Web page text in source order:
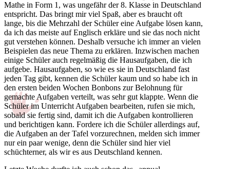
Mathe in Form 1, was ungefähr der 8. Klasse in Deutschland
entspricht. Das bringt mir viel Spaß, aber es braucht oft
lange, bis die Mehrzahl der Schüler eine Aufgabe lösen kann,
da ich das meiste auf Englisch erkläre und sie das noch nicht
gut verstehen können. Deshalb versuche ich immer an vielen
Beispielen das neue Thema zu erklären. Inzwischen machen
einige Schüler auch regelmäßig die Hausaufgaben, die ich
aufgebe. Hausaufgaben, so wie es sie in Deutschland fast
jeden Tag gibt, kennen die Schüler kaum und so habe ich in
den ersten beiden Wochen Bonbons zur Belohnung für
gemachte Aufgaben verteilt, was sehr gut klappte. Wenn die
Schüler im Unterricht Aufgaben bearbeiten, rufen sie mich,
sobald sie fertig sind, damit ich die Aufgaben kontrollieren
und berichtigen kann. Fordere ich die Schüler allerdings auf,
die Aufgaben an der Tafel vorzurechnen, melden sich immer
nur ein paar wenige, denn die Schüler sind hier viel
schüchterner, als wir es aus Deutschland kennen.